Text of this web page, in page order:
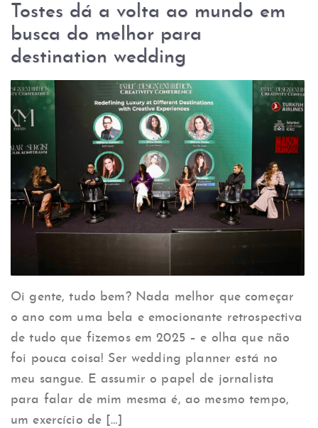
Tostes dá a volta ao mundo em
busca do melhor para
destination wedding
Oi gente, tudo bem? Nada melhor que começar
o ano com uma bela e emocionante retrospectiva
de tudo que fizemos em 2025 – e olha que não
foi pouca coisa! Ser wedding planner está no
meu sangue. E assumir o papel de jornalista
para falar de mim mesma é, ao mesmo tempo,
um exercício de […]